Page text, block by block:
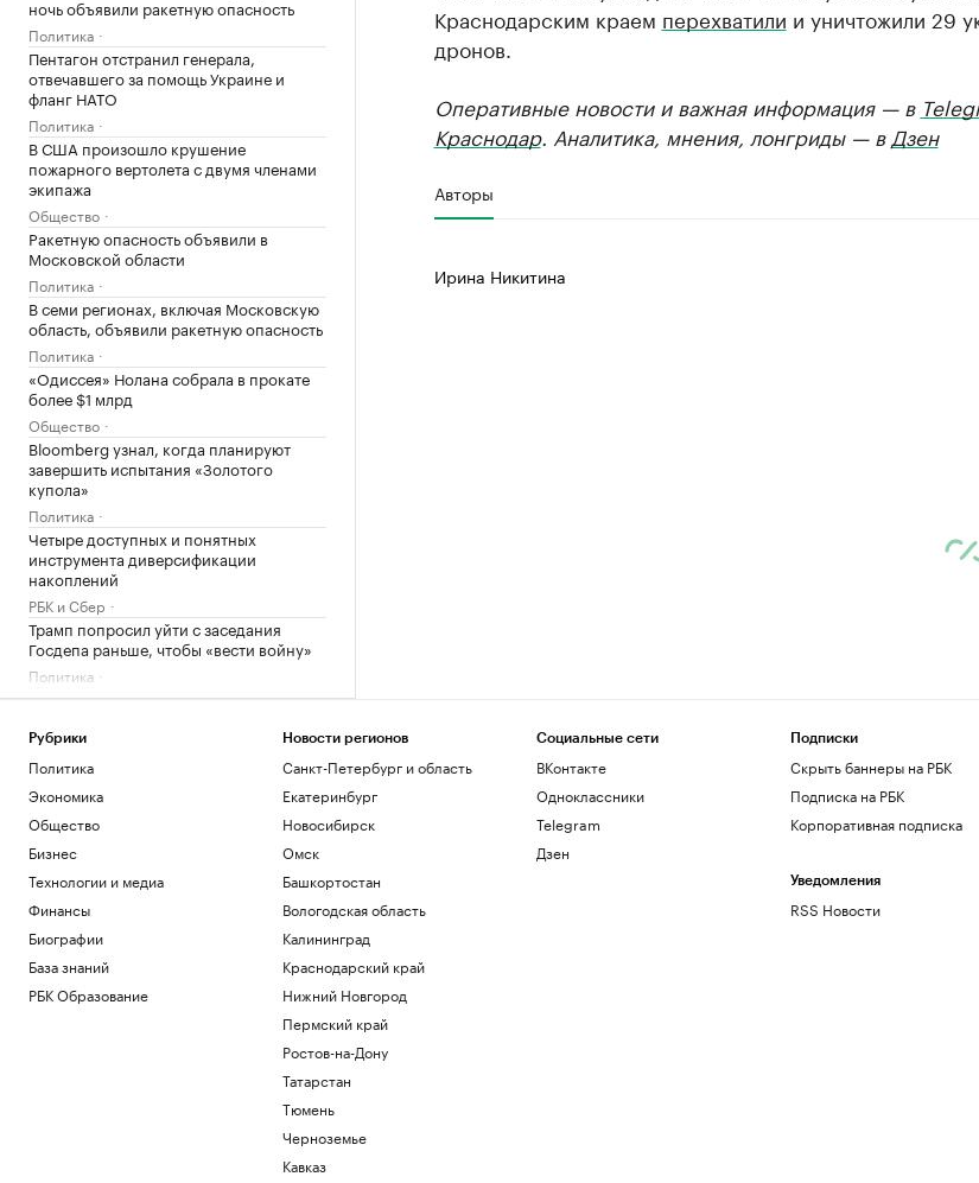
ночь объявили ракетную опасность
Политика
Пентагон отстранил генерала,
отвечавшего за помощь Украине и
фланг НАТО
Политика
В США произошло крушение
пожарного вертолета с двумя членами
экипажа
Общество
Ракетную опасность объявили в
Московской области
Политика
В семи регионах, включая Московскую
область, объявили ракетную опасность
Политика
«Одиссея» Нолана собрала в прокате
более $1 млрд
Общество
Bloomberg узнал, когда планируют
завершить испытания «Золотого
купола»
Политика
Четыре доступных и понятных
инструмента диверсификации
накоплений
РБК и Сбер
Трамп попросил уйти с заседания
Госдепа раньше, чтобы «вести войну»
Политика
Испания ввела контроль на границе
Политика
Bloomberg узнал, что Украине грозит
обвал экспорта зерна
Политика
Экспорт синтетических алмазов из
Китая резко вырос на фоне бума ИИ
Технологии и медиа
В Чехии при нападении с ножом
пострадали четыре человека
Общество
Telegraph сообщил о выплатах УЕФА
вероятной любовнице Инфантино
Краснодарским краем перехватили и уничтожили 29
дронов.
Оперативные новости и важная информация — в
Краснодар. Аналитика, мнения, лонгриды — в Дзен
Авторы
Ирина Никитина
Рубрики
Политика
Экономика
Общество
Бизнес
Технологии и медиа
Финансы
Биографии
База знаний
РБК Образование
Новости регионов
Санкт-Петербург и область
Екатеринбург
Новосибирск
Омск
Башкортостан
Вологодская область
Калининград
Краснодарский край
Нижний Новгород
Пермский край
Ростов-на-Дону
Татарстан
Тюмень
Черноземье
Кавказ
Социальные сети
ВКонтакте
Одноклассники
Telegram
Дзен
Подписки
Скрыть баннеры на РБК
Подписка на РБК
Корпоративная подписка
Уведомления
RSS Новости